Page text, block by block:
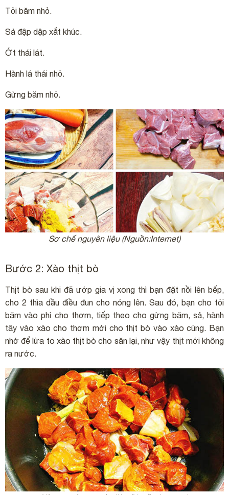
Tỏi băm nhỏ.
Sả đập dập xắt khúc.
Ớt thái lát.
Hành lá thái nhỏ.
Gừng băm nhỏ.
Sơ chế nguyên liệu (Nguồn:Internet)
Bước 2: Xào thịt bò
Thịt bò sau khi đã ướp gia vị xong thì bạn đặt nồi lên bếp,
cho 2 thìa dầu điều đun cho nóng lên. Sau đó, bạn cho tỏi
băm vào phi cho thơm, tiếp theo cho gừng băm, sả, hành
tây vào xào cho thơm mới cho thịt bò vào xào cùng. Bạn
nhớ để lửa to xào thịt bò cho săn lại, như vậy thịt mới không
ra nước.